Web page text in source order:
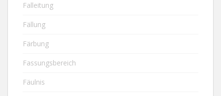
Falleitung
Fällung
Färbung
Fassungsbereich
Fäulnis